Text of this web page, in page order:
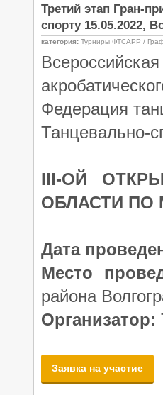
Третий этап Гран-
спорту 15.05.2022,
категория: Турниры ФТСАРР /
Федерация
Танцевально-
III-ОЙ
ОБЛАСТИ ПО
Дата
Место
района
Организатор:
Заявка на участие